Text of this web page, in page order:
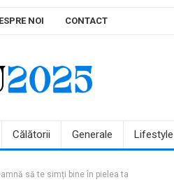
NOI CONTACT
Călătorii Generale Lifestyle
să te simți bine în pielea ta